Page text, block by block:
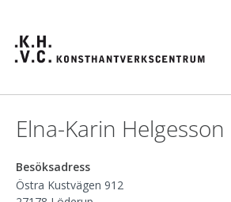
Elna-Karin Helgesson
Besöksadress
Östra Kustvägen 912